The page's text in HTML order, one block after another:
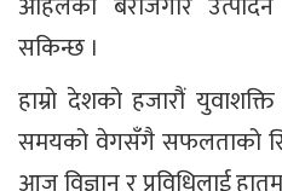
सकिन्छ ।
हाम्रो देशको हजारौं
समयको वेगसँगै सफलताको